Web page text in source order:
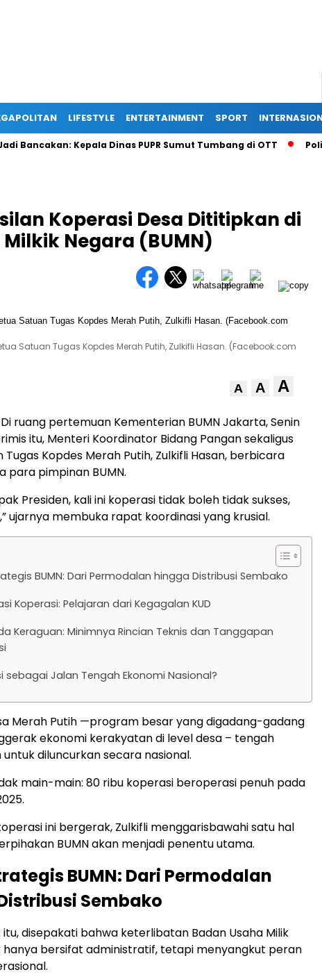
LIFESTYLE ENTERTAINMENT SPORT
Kepala Dinas PUPR Sumut Tumbang di OTT Polisi
Koperasi Desa Dititipkan di
Negara (BUMN)
Satuan Tugas Kopdes Merah Putih, Zulkifli Hasan. (Facebook.com
A A A
ruang pertemuan Kementerian BUMN Jakarta, Senin
itu, Menteri Koordinator Bidang Pangan sekaligus
Tugas Kopdes Merah Putih, Zulkifli Hasan, berbicara
para pimpinan BUMN.
Presiden, kali ini koperasi tidak boleh tidak sukses,
ujarnya membuka rapat koordinasi yang krusial.
BUMN: Dari Permodalan hingga Distribusi Sembako
Koperasi: Pelajaran dari Kegagalan KUD
Keraguan: Minimnya Rincian Teknis dan Tanggapan
sebagai Jalan Tengah Ekonomi Nasional?
Merah Putih —program besar yang digadang-gadang
ekonomi kerakyatan di level desa – tengah
diluncurkan secara nasional.
main-main: 80 ribu koperasi beroperasi penuh pada
ini bergerak, Zulkifli menggarisbawahi satu hal
BUMN akan menjadi penentu utama.
BUMN: Dari Permodalan
Sembako
disepakati bahwa keterlibatan Badan Usaha Milik
hanya bersifat administratif, tetapi menyangkut peran